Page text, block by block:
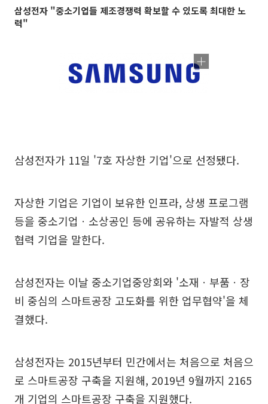
삼성전자 "중소기업들 제조경쟁력 확보할 수 있도록 최대한 노
력"
삼성전자가 11일 '7호 자상한 기업'으로 선정됐다.
자상한 기업은 기업이 보유한 인프라, 상생 프로그램
등을 중소기업ㆍ소상공인 등에 공유하는 자발적 상생
협력 기업을 말한다.
삼성전자는 이날 중소기업중앙회와 '소재ㆍ부품ㆍ장
비 중심의 스마트공장 고도화를 위한 업무협약'을 체
결했다.
삼성전자는 2015년부터 민간에서는 처음으로 처음으
로 스마트공장 구축을 지원해, 2019년 9월까지 2165
개 기업의 스마트공장 구축을 지원했다.